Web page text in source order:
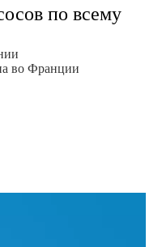
по всему
во Франции